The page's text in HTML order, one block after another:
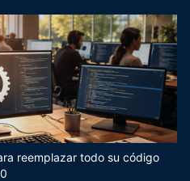
reemplazar todo su código